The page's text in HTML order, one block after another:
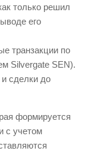
только решил
его
транзакции по
Silvergate SEN).
сделки до
формируется
с учетом